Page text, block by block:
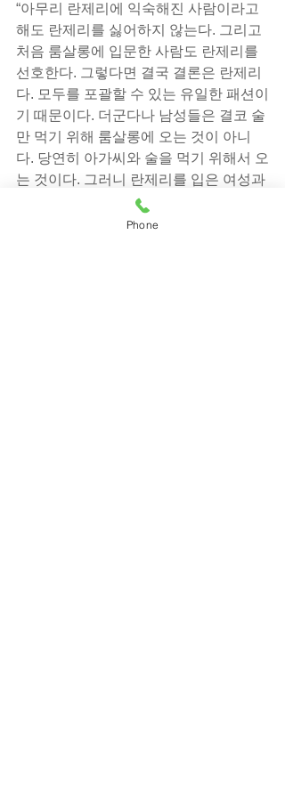
“아무리 란제리에 익숙해진 사람이라고
해도 란제리를 싫어하지 않는다. 그리고
처음 룸살롱에 입문한 사람도 란제리를
선호한다. 그렇다면 결국 결론은 란제리
다. 모두를 포괄할 수 있는 유일한 패션이
기 때문이다. 더군다나 남성들은 결코 술
만 먹기 위해 룸살롱에 오는 것이 아니
다. 당연히 아가씨와 술을 먹기 위해서 오
는 것이다. 그러니 란제리를 입은 여성과
함께 하고 싶은 것은 너무도 당연한 일이
아니겠는가? 그러니까 이제 룸살롱은 란
Phone